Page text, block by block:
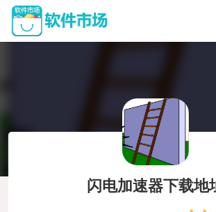
闪电加速器下载地